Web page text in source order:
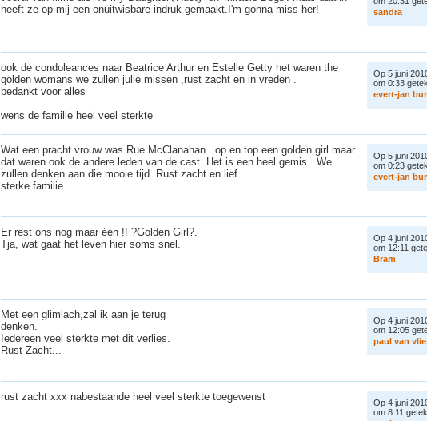
heeft ze op mij een onuitwisbare indruk gemaakt.I'm gonna miss her!
sandra
ook de condoleances naar Beatrice Arthur en Estelle Getty het waren the
golden womans we zullen julie missen ,rust zacht en in vreden .
bedankt voor alles
wens de familie heel veel sterkte
Op 5 juni
om 0:33
evert-jan bur
Wat een pracht vrouw was Rue McClanahan . op en top een golden girl maar
dat waren ook de andere leden van de cast. Het is een heel gemis . We
zullen denken aan die mooie tijd .Rust zacht en lief.
sterke familie
Op 5 juni
om 0:23
evert-jan bur
Er rest ons nog maar één !! ?Golden Girl?.
Tja, wat gaat het leven hier soms snel.
Op 4 juni
om 12:11
Bram
Met een glimlach,zal ik aan je terug
denken.
Iedereen veel sterkte met dit verlies.
Rust Zacht...
Op 4 juni
om 12:05
paul van vlie
rust zacht xxx nabestaande heel veel sterkte toegewenst
Op 4 juni
om 8:11